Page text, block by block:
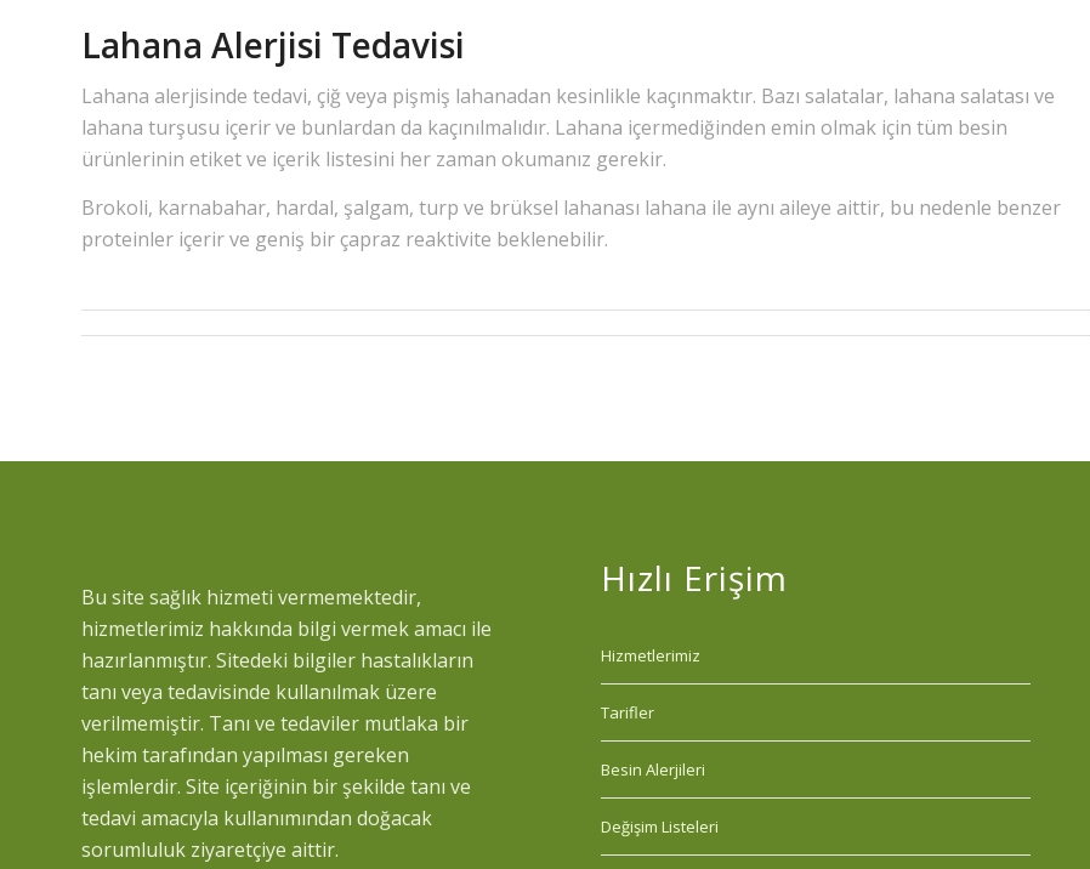
Lahana Alerjisi Tedavisi
Lahana alerjisinde tedavi, çiğ veya pişmiş lahanadan kesinlikle kaçınmaktır. Bazı salatalar, lahana salatası ve
lahana turşusu içerir ve bunlardan da kaçınılmalıdır. Lahana içermediğinden emin olmak için tüm besin
ürünlerinin etiket ve içerik listesini her zaman okumanız gerekir.
Brokoli, karnabahar, hardal, şalgam, turp ve brüksel lahanası lahana ile aynı aileye aittir, bu nedenle benzer
proteinler içerir ve geniş bir çapraz reaktivite beklenebilir.
Bu site sağlık hizmeti vermemektedir,
hizmetlerimiz hakkında bilgi vermek amacı ile
hazırlanmıştır. Sitedeki bilgiler hastalıkların
tanı veya tedavisinde kullanılmak üzere
verilmemiştir. Tanı ve tedaviler mutlaka bir
hekim tarafından yapılması gereken
işlemlerdir. Site içeriğinin bir şekilde tanı ve
tedavi amacıyla kullanımından doğacak
sorumluluk ziyaretçiye aittir.
Hızlı Erişim
Hizmetlerimiz
Tarifler
Besin Alerjileri
Değişim Listeleri